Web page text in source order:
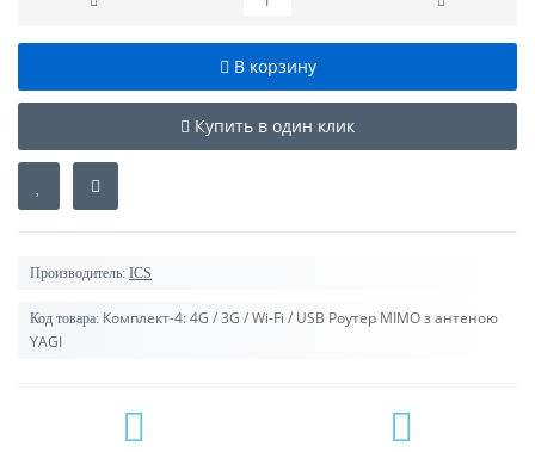
В корзину
Купить в один клик
Производитель: ICS
Код товара: Комплект-4: 4G / 3G / Wi-Fi / USB Роутер MIMO з антеною
YAGI